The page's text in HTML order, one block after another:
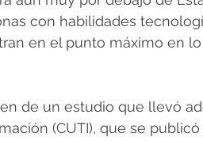
con habilidades
en el punto máximo en
de un estudio que llevó
(CUTI), que se